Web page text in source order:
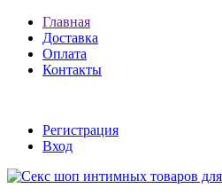
Главная
Доставка
Оплата
Контакты
Регистрация
Вход